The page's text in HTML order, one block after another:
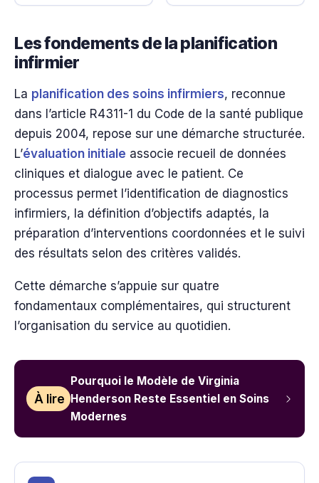
Les fondements de la planification
infirmier
La planification des soins infirmiers, reconnue
dans l’article R4311-1 du Code de la santé publique
depuis 2004, repose sur une démarche structurée.
L’évaluation initiale associe recueil de données
cliniques et dialogue avec le patient. Ce
processus permet l’identification de diagnostics
infirmiers, la définition d’objectifs adaptés, la
préparation d’interventions coordonnées et le suivi
des résultats selon des critères validés.
Cette démarche s’appuie sur quatre
fondamentaux complémentaires, qui structurent
l’organisation du service au quotidien.
À lire
Pourquoi le Modèle de Virginia
Henderson Reste Essentiel en Soins
Modernes